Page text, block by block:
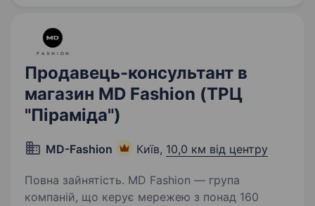
Продавець-консультант в
магазин MD Fashion (ТРЦ
"Піраміда")
MD-Fashion Київ, 10,0 км від центру
Повна зайнятість. MD Fashion — група
компаній, що керує мережею з понад 160